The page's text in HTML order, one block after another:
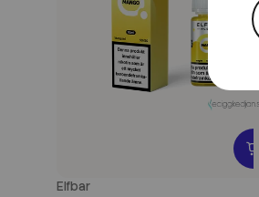
Elfbar